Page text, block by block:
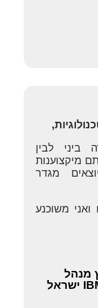
ביני לבין
מיקצוענות
מגדר
ואני משוכנע
מנהל